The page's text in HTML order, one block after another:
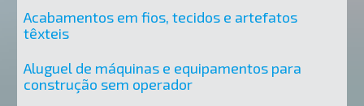
Acabamentos em fios, tecidos e artefatos
têxteis
Aluguel de máquinas e equipamentos para
construção sem operador